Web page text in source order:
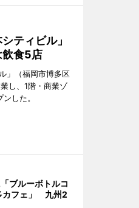
ティビル」
飲食5店
」（福岡市博多区
し、1階・商業ゾ
した。
ブルーボトルコ
カフェ」 九州2